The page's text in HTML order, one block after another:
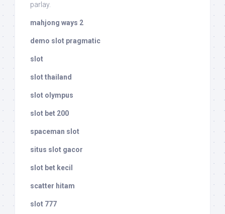
parlay.
mahjong ways 2
demo slot pragmatic
slot
slot thailand
slot olympus
slot bet 200
spaceman slot
situs slot gacor
slot bet kecil
scatter hitam
slot 777